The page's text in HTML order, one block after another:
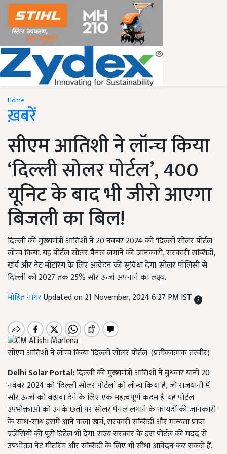
Home
ख़बरें
सीएम आतिशी ने लॉन्च किया
‘दिल्ली सोलर पोर्टल’, 400
यून‍िट के बाद भी जीरो आएगा
ब‍िजली का ब‍िल!
दिल्ली की मुख्यमंत्री आतिशी ने 20 नवंबर 2024 को 'दिल्ली सोलर पोर्टल'
लॉन्च किया. यह पोर्टल सोलर पैनल लगाने की जानकारी, सरकारी सब्सिडी,
खर्च और नेट मीटरिंग के लिए आवेदन की सुविधा देगा. सोलर पॉलिसी से
दिल्ली को 2027 तक 25% सौर ऊर्जा अपनाने का लक्ष्य.
मोहित नागरUpdated on 21 November, 2024 6:27 PM IST
सीएम आतिशी ने लॉन्च किया ‘दिल्ली सोलर पोर्टल' (प्रतीकात्मक तस्वीर)
Delhi Solar Portal:दिल्ली की मुख्यमंत्री आतिशी ने बुधवार यानी 20
नवंबर 2024 को ‘दिल्ली सोलर पोर्टल’ को लॉन्च किया है, जो राजधानी में
सौर ऊर्जा को बढ़ावा देने के लिए एक महत्वपूर्ण कदम है. यह पोर्टल
उपभोक्ताओं को उनके छतों पर सोलर पैनल लगाने के फायदों की जानकारी
के साथ-साथ इसमें आने वाला खर्च, सरकारी सब्सिडी और मान्यता प्राप्त
एजेंसियों की पूरी डिटेल भी देगा. राज्य सरकार के इस पोर्टल की मदद से
उपभोक्ता नेट मीटरिंग और सब्सिडी के लिए भी सीधा आवेदन कर सकते हैं.